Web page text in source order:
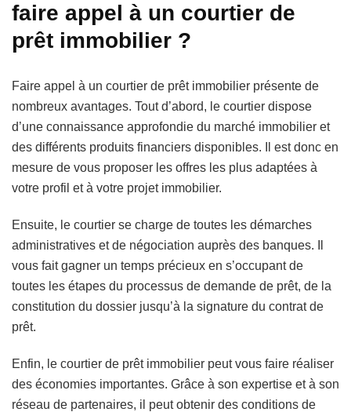
faire appel à un courtier de
prêt immobilier ?
Faire appel à un courtier de prêt immobilier présente de
nombreux avantages. Tout d’abord, le courtier dispose
d’une connaissance approfondie du marché immobilier et
des différents produits financiers disponibles. Il est donc en
mesure de vous proposer les offres les plus adaptées à
votre profil et à votre projet immobilier.
Ensuite, le courtier se charge de toutes les démarches
administratives et de négociation auprès des banques. Il
vous fait gagner un temps précieux en s’occupant de
toutes les étapes du processus de demande de prêt, de la
constitution du dossier jusqu’à la signature du contrat de
prêt.
Enfin, le courtier de prêt immobilier peut vous faire réaliser
des économies importantes. Grâce à son expertise et à son
réseau de partenaires, il peut obtenir des conditions de